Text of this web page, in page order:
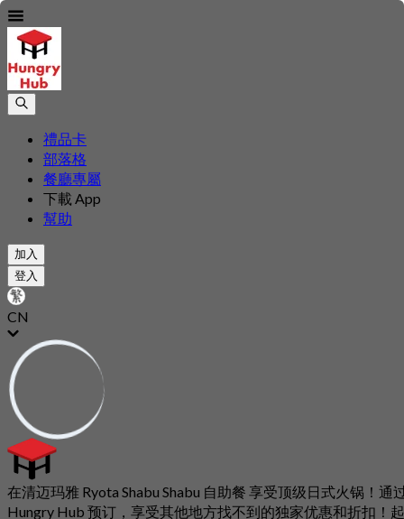
禮品卡
部落格
餐廳專屬
下載 App
幫助
加入
登入
CN
在清迈玛雅 Ryota Shabu Shabu 自助餐 享受顶级日式火锅！通
Hungry Hub 预订，享受其他地方找不到的独家优惠和折扣！起